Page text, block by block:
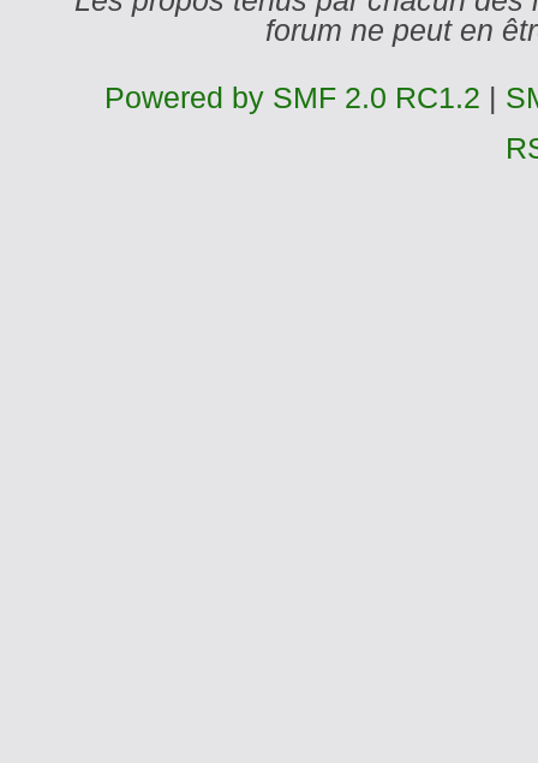
forum ne peut en
Powered by SMF 2.0 RC1.2 |